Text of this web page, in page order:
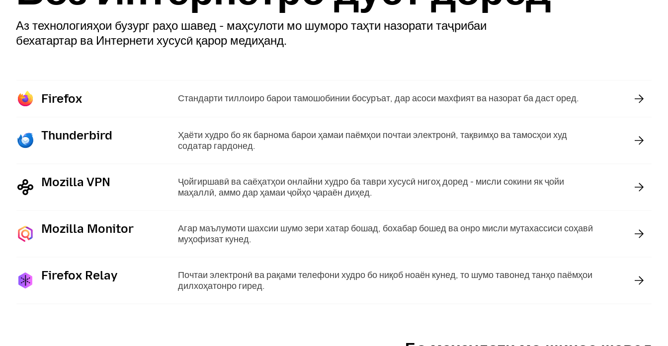
Аз технологияҳои бузург раҳо шавед - маҳсулоти мо шуморо таҳти назорати таҷрибаи
бехатартар ва Интернети хусусӣ қарор медиҳанд.
Firefox Стандарти тиллоиро барои тамошобинии босуръат, дар асоси махфият ва назорат ба даст оред.
Thunderbird
Ҳаёти худро бо як барнома барои ҳамаи паёмҳои почтаи электронӣ, тақвимҳо ва тамосҳои худ
содатар гардонед.
Mozilla VPN
Ҷойгиршавӣ ва саёҳатҳои онлайни худро ба таври хусусӣ нигоҳ доред - мисли сокини як ҷойи
маҳаллӣ, аммо дар ҳамаи ҷойҳо ҷараён диҳед.
Mozilla Monitor
Агар маълумоти шахсии шумо зери хатар бошад, бохабар бошед ва онро мисли мутахассиси соҳавӣ
муҳофизат кунед.
Firefox Relay
Почтаи электронӣ ва рақами телефони худро бо ниқоб ноаён кунед, то шумо тавонед танҳо паёмҳои
дилхоҳатонро гиред.